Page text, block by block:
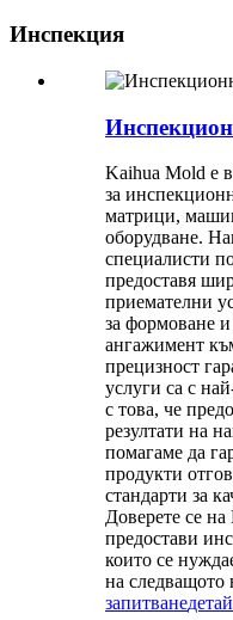
Инспекция
Kaihua Mold е
за
матрици,
оборудване.
специалисти
предоставя
приемателни
за формоване
ангажимент
прецизност
услуги са с
с това, че
резултати на
помагаме да
продукти
стандарти за
Доверете се
предостави
които се
на следващото
запитване